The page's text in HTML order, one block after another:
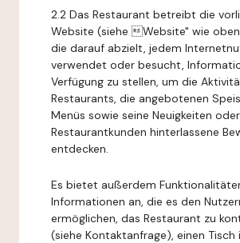
2.2 Das Restaurant betreibt die
Website (siehe Website" wie
die darauf abzielt, jedem
verwendet oder besucht,
Verfügung zu stellen, um die
Restaurants, die angebotenen
Menüs sowie seine Neuigkeiten
Restaurantkunden hinterlassene
entdecken.
Es bietet außerdem
Informationen an, die es den
ermöglichen, das Restaurant zu
(siehe Kontaktanfrage), einen Tisch